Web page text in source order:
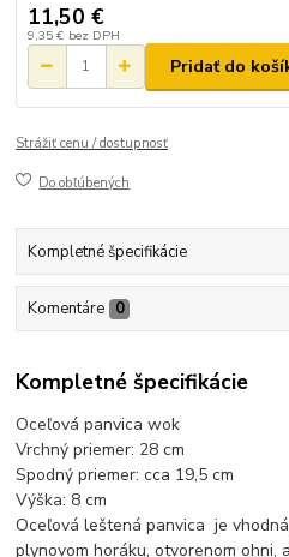
11,50 €
9,35 € bez DPH
Pridať do
Strážiť cenu / dostupnosť
Do obľúbených
Kompletné špecifikácie
Komentáre 0
Kompletné špecifikácie
Oceľová panvica wok
Vrchný priemer: 28 cm
Spodný priemer: cca 19,5 cm
Výška: 8 cm
Oceľová leštená panvica je
plynovom horáku, otvorenom ohni,